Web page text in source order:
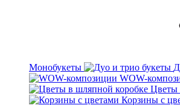
Монобукеты
WOW-
Цветы
Корзины с